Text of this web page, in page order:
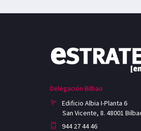
Delegación Bilbao
Edificio Albia I-Planta 6
San Vicente, 8. 48001
944 27 44 46